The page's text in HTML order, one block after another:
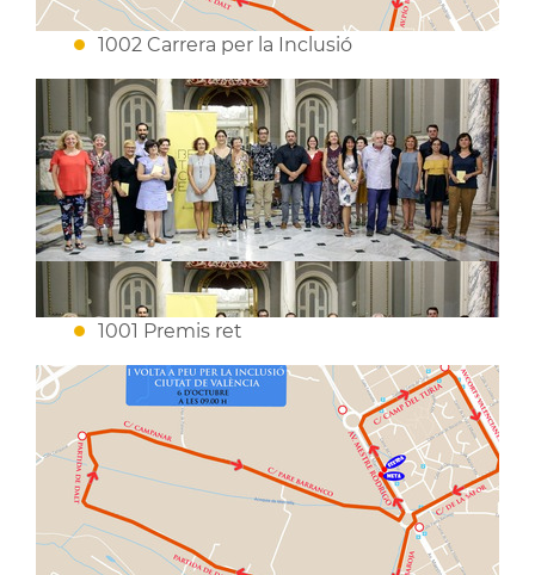
1002 Carrera per la Inclusió
1001 Premis ret